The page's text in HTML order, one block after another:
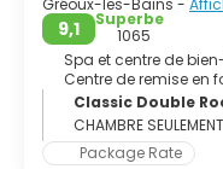
Gréoux-les-Bains -
9,1
Superbe
1065
Spa et centre de
Centre de remise en
Classic Double
CHAMBRE SEULEMENT
Package Rate